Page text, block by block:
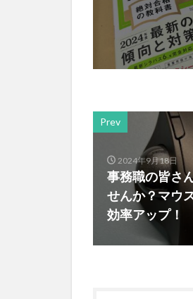
Prev
2024年9月18日
事務職の皆さ
せんか？マウ
効率アップ